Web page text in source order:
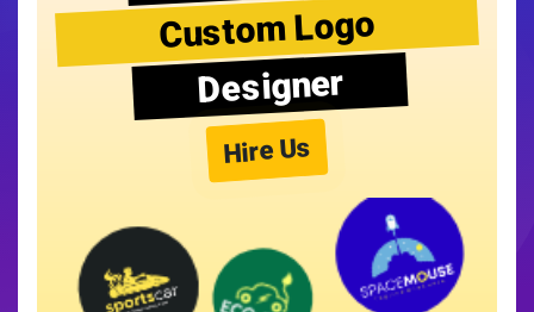
Custom Logo
Designer
Hire Us